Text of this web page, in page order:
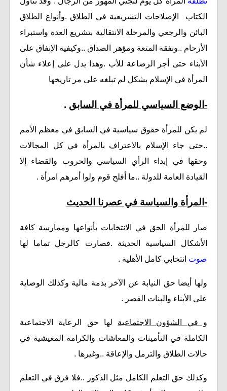
الكتاب الإصلاحات التشريعية في الطلاق .وأنواع الطلاق
البائن والرجعي والمرحلة الانتقالية بتشريع العدة واستبراء
الأرحام ..ونفقة المتعة ومؤهر الصداق ..وكيفية الإنفاق على
الأبناء حتى أجر الرضاعة للأب .وهذا يدل على إعلاء شأن
المرأة في الإسلام بشكل لم تبلغه على مر تاريخها
-الوضع السياسي للمرأة في السابق .
لم يكن للمرأة حقوق سياسية في السابق في معظم الأمم
..حتى جاء الإسلام بالاعتراف بالمرأة في كل المجالات
وحقها في إبداء الرأي السياسي والحروب والقضاء إلا
القيادة العامة للدولة ..ما أفلح قوم ولوا أمرهم امرأة .
-المرأة والسياسة في عصرنا الحديث
صار للمرأة الحق في الانتخابات بأنواعها وممارسة كافة
الأشكال السياسية الحديثة .فصارت كالرجل تماما لها
صوت انتخابي كامل الأهلية .
ولها أيضا حق النيابة عن الآخر بذمة مالية وكذلك الوصاية
على الأبناء والبنات القصر .
و في الشؤون الاجتماعية لها حق الرعاية الاجتماعية
الكاملة في التأمينات والمعاشات والكرامة المعيشية في
حالات الطلاق والترمل والإعاقة ..وغيرها .
وكذلك حق التعلم الكامل مثل الذكور ..فلا فرق في التعلم